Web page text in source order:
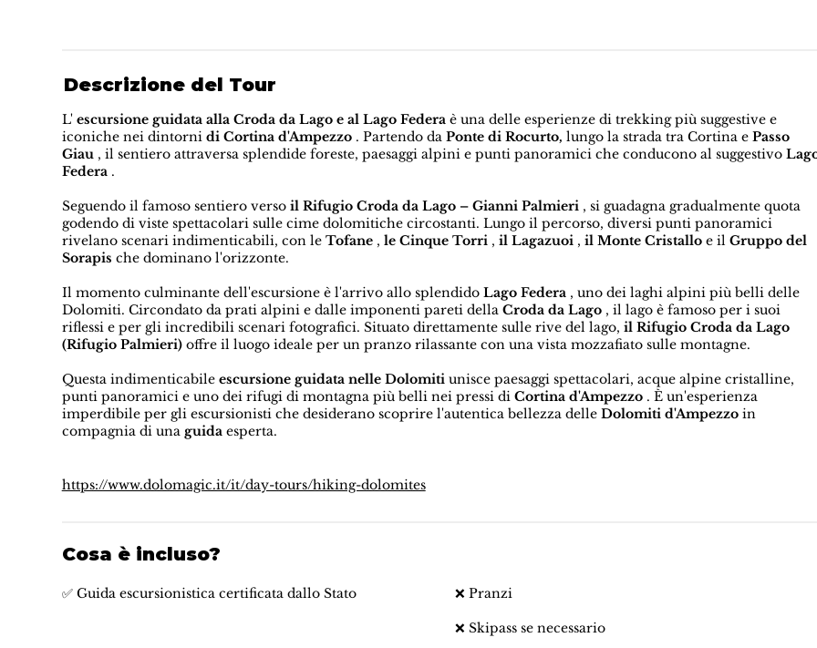
Descrizione del Tour
L'escursione guidata alla Croda da Lago e al Lago Federa è una delle esperienze di trekking più suggestive e
iconiche nei dintornidi Cortina d'Ampezzo . Partendo daPonte di Rocurto, lungo la strada tra Cortina ePasso
Giau , il sentiero attraversa splendide foreste, paesaggi alpini e punti panoramici che conducono al suggestivo
Federa .
Seguendo il famoso sentiero versoil Rifugio Croda da Lago – Gianni Palmieri , si guadagna gradualmente quota
godendo di viste spettacolari sulle cime dolomitiche circostanti. Lungo il percorso, diversi punti panoramici
rivelano scenari indimenticabili, con leTofane ,le Cinque Torri ,il Lagazuoi ,il Monte Cristallo e ilGruppo del
Sorapis che dominano l'orizzonte.
Il momento culminante dell'escursione è l'arrivo allo splendidoLago Federa , uno dei laghi alpini più belli delle
Dolomiti. Circondato da prati alpini e dalle imponenti pareti dellaCroda da Lago , il lago è famoso per i suoi
riflessi e per gli incredibili scenari fotografici. Situato direttamente sulle rive del lago,il Rifugio Croda da Lago
(Rifugio Palmieri) offre il luogo ideale per un pranzo rilassante con una vista mozzafiato sulle montagne.
Questa indimenticabileescursione guidata nelle Dolomiti unisce paesaggi spettacolari, acque alpine cristalline,
punti panoramici e uno dei rifugi di montagna più belli nei pressi diCortina d'Ampezzo . È un'esperienza
imperdibile per gli escursionisti che desiderano scoprire l'autentica bellezza delleDolomiti d'Ampezzo in
compagnia di una guida esperta.
https://www.dolomagic.it/it/day-tours/hiking-dolomites
Cosa è incluso?
✅ Guida escursionistica certificata dallo Stato ❌ Pranzi
❌ Skipass se necessario